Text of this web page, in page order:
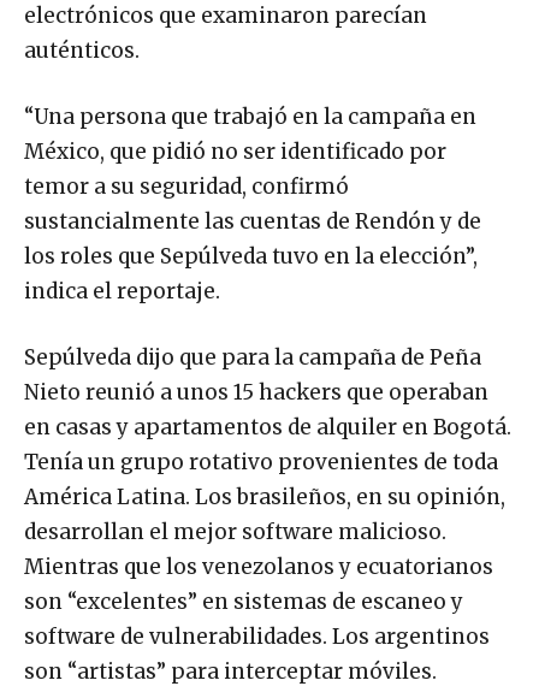
electrónicos que examinaron parecían
auténticos.
“Una persona que trabajó en la campaña en
México, que pidió no ser identificado por
temor a su seguridad, confirmó
sustancialmente las cuentas de Rendón y de
los roles que Sepúlveda tuvo en la elección”,
indica el reportaje.
Sepúlveda dijo que para la campaña de Peña
Nieto reunió a unos 15 hackers que operaban
en casas y apartamentos de alquiler en Bogotá.
Tenía un grupo rotativo provenientes de toda
América Latina. Los brasileños, en su opinión,
desarrollan el mejor software malicioso.
Mientras que los venezolanos y ecuatorianos
son “excelentes” en sistemas de escaneo y
software de vulnerabilidades. Los argentinos
son “artistas” para interceptar móviles.